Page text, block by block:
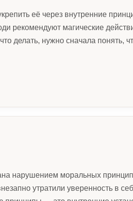
её через внутренние
рекомендуют магические
делать, нужно сначала понять,
нарушением моральных
утратили уверенность в